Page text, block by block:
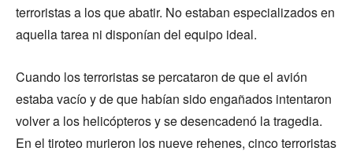
terroristas a los que abatir. No estaban especializados en
aquella tarea ni disponían del equipo ideal.
Cuando los terroristas se percataron de que el avión
estaba vacío y de que habían sido engañados intentaron
volver a los helicópteros y se desencadenó la tragedia.
En el tiroteo murieron los nueve rehenes, cinco terroristas